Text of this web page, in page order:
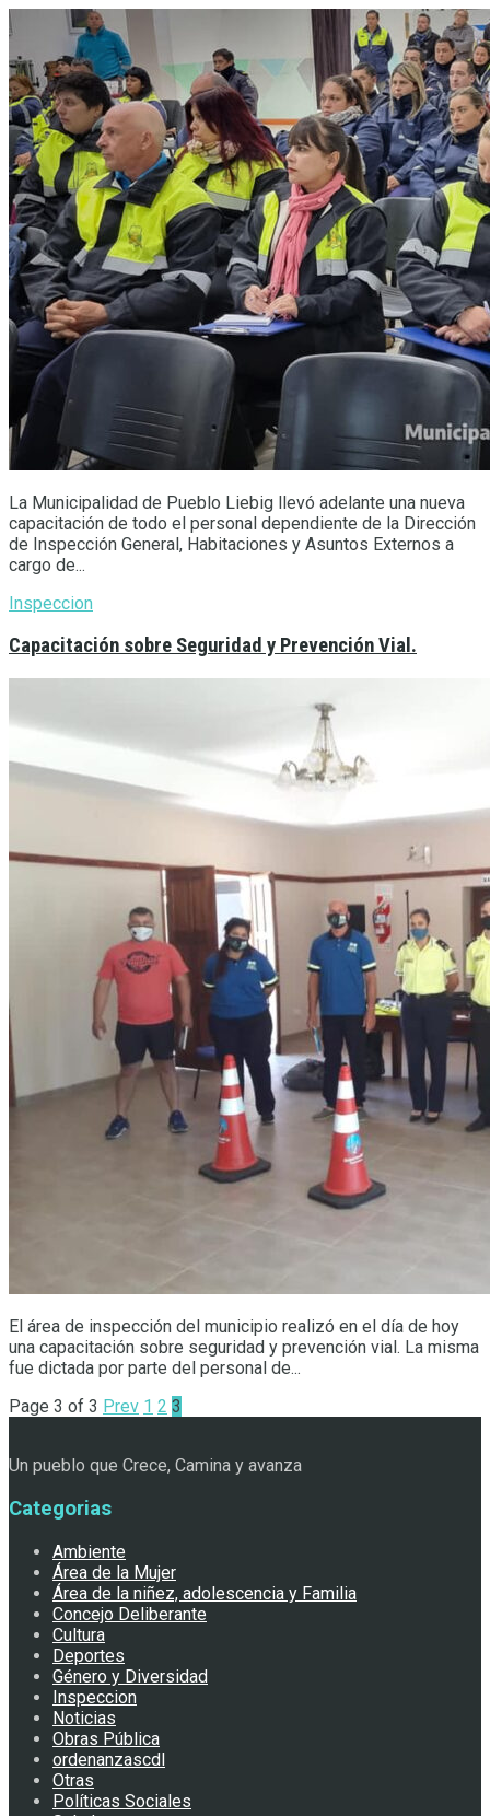
La Municipalidad de Pueblo Liebig llevó adelante una nueva
capacitación de todo el personal dependiente de la Dirección
de Inspección General, Habitaciones y Asuntos Externos a
cargo de...
Inspeccion
Capacitación sobre Seguridad y Prevención Vial.
El área de inspección del municipio realizó en el día de hoy
una capacitación sobre seguridad y prevención vial. La misma
fue dictada por parte del personal de...
Page 3 of 3 Prev 1 2 3
Un pueblo que Crece, Camina y avanza
Categorias
Ambiente
Área de la Mujer
Área de la niñez, adolescencia y Familia
Concejo Deliberante
Cultura
Deportes
Género y Diversidad
Inspeccion
Noticias
Obras Pública
ordenanzascdl
Otras
Políticas Sociales